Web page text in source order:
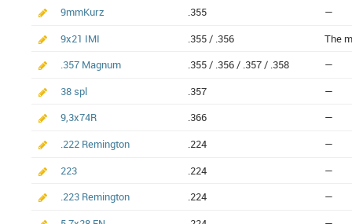
9mmKurz
.355
—
9x21 IMI
.355 / .356
The
.357 Magnum
.355 / .356 / .357 / .358
—
38 spl
.357
—
9,3x74R
.366
—
.222 Remington
.224
—
223
.224
—
.223 Remington
.224
—